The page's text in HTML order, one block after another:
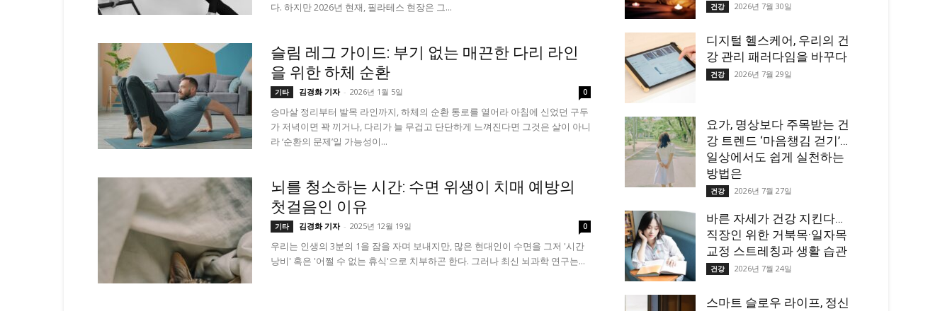
다. 하지만 2026년 현재, 필라테스 현장은 그...
슬림 레그 가이드: 부기 없는 매끈한 다리 라인
을 위한 하체 순환
기타 김경화 기자 - 2026년 1월 5일 0
승마살 정리부터 발목 라인까지, 하체의 순환 통로를 열어라 아침에 신었던 구두
가 저녁이면 꽉 끼거나, 다리가 늘 무겁고 단단하게 느껴진다면 그것은 살이 아니
라 ‘순환의 문제’일 가능성이...
뇌를 청소하는 시간: 수면 위생이 치매 예방의
첫걸음인 이유
기타 김경화 기자 - 2025년 12월 19일 0
우리는 인생의 3분의 1을 잠을 자며 보내지만, 많은 현대인이 수면을 그저 '시간
낭비' 혹은 '어쩔 수 없는 휴식'으로 치부하곤 한다. 그러나 최신 뇌과학 연구는...
건강 2026년 7월 30일
디지털 헬스케어, 우리의 건
강 관리 패러다임을 바꾸다
건강 2026년 7월 29일
요가, 명상보다 주목받는 건
강 트렌드 ‘마음챙김 걷기’…
일상에서도 쉽게 실천하는
방법은
건강 2026년 7월 27일
바른 자세가 건강 지킨다…
직장인 위한 거북목·일자목
교정 스트레칭과 생활 습관
건강 2026년 7월 24일
스마트 슬로우 라이프, 정신